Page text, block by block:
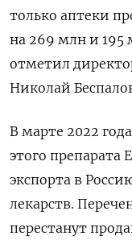
только аптеки
на 269 млн и 195
отметил
Николай
В марте 2022
этого препарата
экспорта в
лекарств.
перестанут